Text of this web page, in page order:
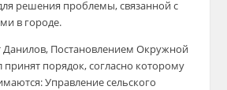
решения проблемы, связанной с
в городе.
Постановлением Окружной
порядок, согласно которому
Управление сельского